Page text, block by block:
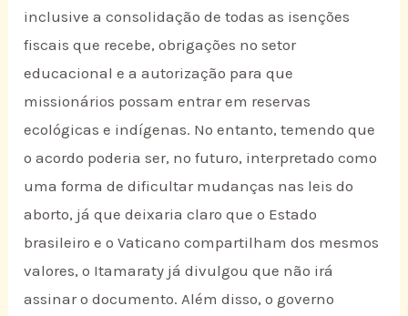
inclusive a consolidação de todas as isenções
fiscais que recebe, obrigações no setor
educacional e a autorização para que
missionários possam entrar em reservas
ecológicas e indígenas. No entanto, temendo que
o acordo poderia ser, no futuro, interpretado como
uma forma de dificultar mudanças nas leis do
aborto, já que deixaria claro que o Estado
brasileiro e o Vaticano compartilham dos mesmos
valores, o Itamaraty já divulgou que não irá
assinar o documento. Além disso, o governo